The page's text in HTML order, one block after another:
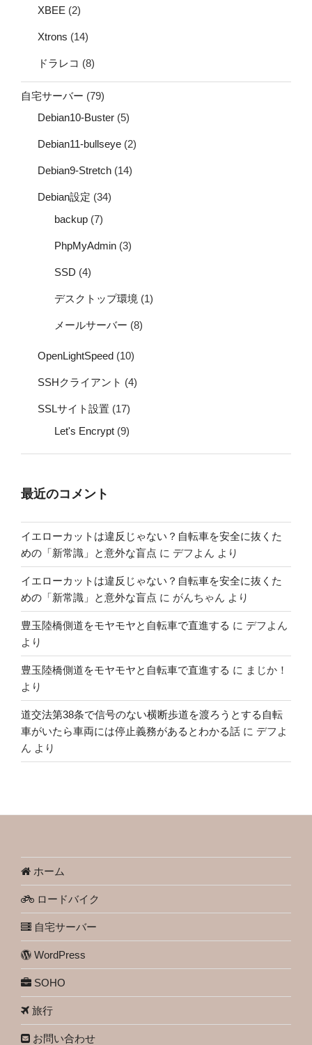
XBEE (2)
Xtrons (14)
ドラレコ (8)
自宅サーバー (79)
Debian10-Buster (5)
Debian11-bullseye (2)
Debian9-Stretch (14)
Debian設定 (34)
backup (7)
PhpMyAdmin (3)
SSD (4)
デスクトップ環境 (1)
メールサーバー (8)
OpenLightSpeed (10)
SSHクライアント (4)
SSLサイト設置 (17)
Let's Encrypt (9)
最近のコメント
イエローカットは違反じゃない？自転車を安全に抜くた
めの「新常識」と意外な盲点 に デフよん より
イエローカットは違反じゃない？自転車を安全に抜くた
めの「新常識」と意外な盲点 に がんちゃん より
豊玉陸橋側道をモヤモヤと自転車で直進する に デフよん
より
豊玉陸橋側道をモヤモヤと自転車で直進する に まじか！
より
道交法第38条で信号のない横断歩道を渡ろうとする自転
車がいたら車両には停止義務があるとわかる話 に デフよ
ん より
ホーム
ロードバイク
自宅サーバー
WordPress
SOHO
旅行
お問い合わせ